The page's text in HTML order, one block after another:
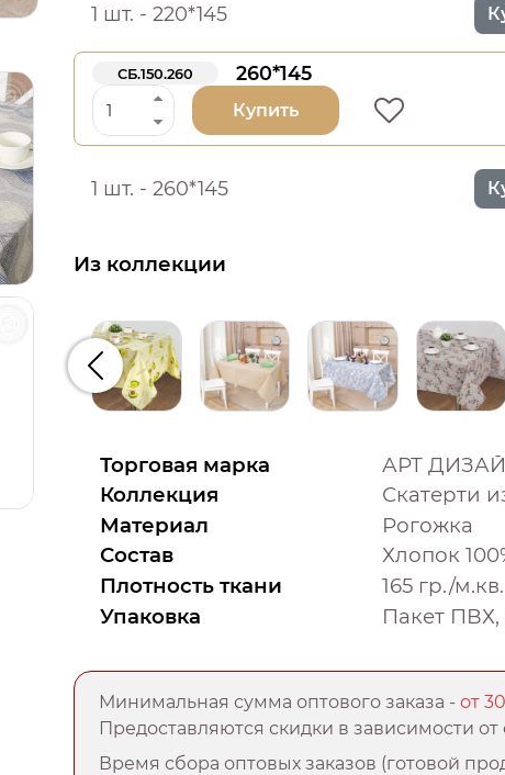
1 шт. - 220*145
СБ.150.260 260*145
Купить
1 шт. - 260*145
Из коллекции
Предыдущий
Торговая марка
АРТ
Коллекция
Скатерти
Материал
Рогожка
Состав
Хлопок
Плотность ткани
165 гр./м.кв.
Упаковка
Пакет ПВХ,
Минимальная сумма оптового заказа -от
Предоставляются скидки в зависимости от
Время сбора оптовых заказов (готовой